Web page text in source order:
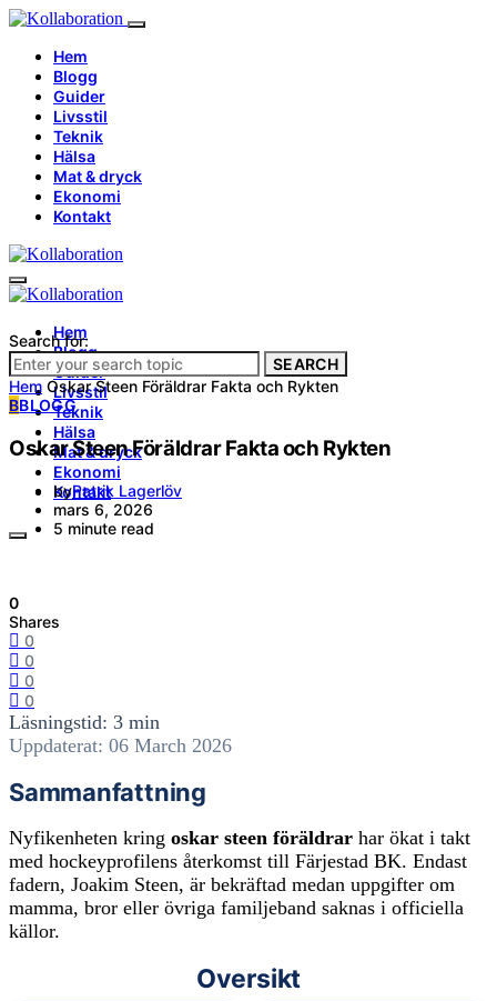
Hem
Blogg
Guider
Livsstil
Teknik
Hälsa
Mat & dryck
Ekonomi
Kontakt
Hem
Blogg
Guider
Livsstil
Teknik
Hälsa
Mat & dryck
Ekonomi
Kontakt
Search for:
SEARCH
Hem Oskar Steen Föräldrar Fakta och Rykten
BBLOGG
Oskar Steen Föräldrar Fakta och Rykten
byPatrik Lagerlöv
mars 6, 2026
5 minute read
0
Shares
0
0
0
0
Läsningstid: 3 min
Uppdaterat: 06 March 2026
Sammanfattning
Nyfikenheten kring oskar steen föräldrar har ökat i takt
med hockeyprofilens återkomst till Färjestad BK. Endast
fadern, Joakim Steen, är bekräftad medan uppgifter om
mamma, bror eller övriga familjeband saknas i officiella
källor.
Oversikt